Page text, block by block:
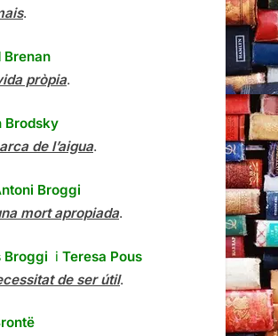
.
Brenan
pròpia.
Brodsky
de l’aigua.
Broggi
mort apropiada.
Broggi i Teresa Pous
de ser útil.